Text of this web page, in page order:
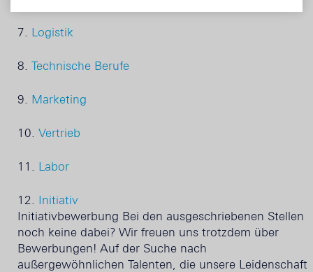
7. Logistik
8. Technische Berufe
9. Marketing
10. Vertrieb
11. Labor
12. Initiativ
Initiativbewerbung Bei den ausgeschriebenen Stellen
noch keine dabei? Wir freuen uns trotzdem über
Bewerbungen! Auf der Suche nach
außergewöhnlichen Talenten, die unsere Leidenschaft